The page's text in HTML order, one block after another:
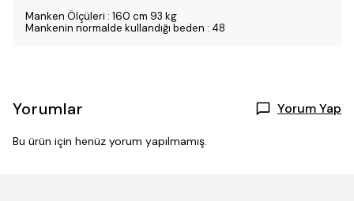
Manken Ölçüleri : 160 cm 93 kg
Mankenin normalde kullandığı beden : 48
Yorumlar Yorum Yap
Bu ürün için henüz yorum yapılmamış.